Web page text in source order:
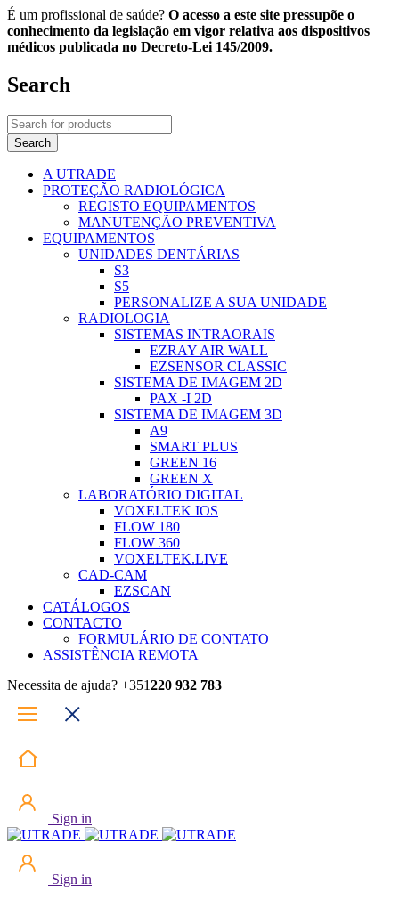
É um profissional de saúde? O acesso a este site pressupõe o
conhecimento da legislação em vigor relativa aos dispositivos
médicos publicada no Decreto-Lei 145/2009.
Search
A UTRADE
PROTEÇÃO RADIOLÓGICA
REGISTO EQUIPAMENTOS
MANUTENÇÃO PREVENTIVA
EQUIPAMENTOS
UNIDADES DENTÁRIAS
S3
S5
PERSONALIZE A SUA UNIDADE
RADIOLOGIA
SISTEMAS INTRAORAIS
EZRAY AIR WALL
EZSENSOR CLASSIC
SISTEMA DE IMAGEM 2D
PAX -I 2D
SISTEMA DE IMAGEM 3D
A9
SMART PLUS
GREEN 16
GREEN X
LABORATÓRIO DIGITAL
VOXELTEK IOS
FLOW 180
FLOW 360
VOXELTEK.LIVE
CAD-CAM
EZSCAN
CATÁLOGOS
CONTACTO
FORMULÁRIO DE CONTATO
ASSISTÊNCIA REMOTA
Necessita de ajuda? +351220 932 783
Sign in
Sign in